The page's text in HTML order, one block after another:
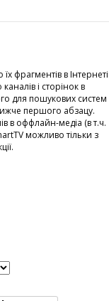
фрагментів в Інтернеті
і сторінок в
для пошукових систем
першого абзацу.
в оффлайн-медіа (в т.ч.
можливо тільки з